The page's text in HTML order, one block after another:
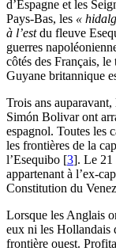
d’Espagne et les
Pays-Bas, les «
à l’estdu fleuve
guerres
côtés des Français,
Guyane britannique
Trois ans
Simón Bolivar ont
espagnol. Toutes les
les frontières de la
l’Esequibo [3]. Le 21
appartenant à l’ex-
Constitution du
Lorsque les Anglais
eux ni les Hollandais
frontière ouest.